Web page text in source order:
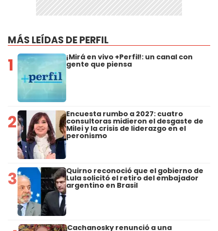
MÁS LEÍDAS DE PERFIL
1 ¡Mirá en vivo +Perfil!: un canal con
gente que piensa
2 Encuesta rumbo a 2027: cuatro
consultoras midieron el desgaste de
Milei y la crisis de liderazgo en el
peronismo
3 Quirno reconoció que el gobierno de
Lula solicitó el retiro del embajador
argentino en Brasil
Cachanosky renunció a una